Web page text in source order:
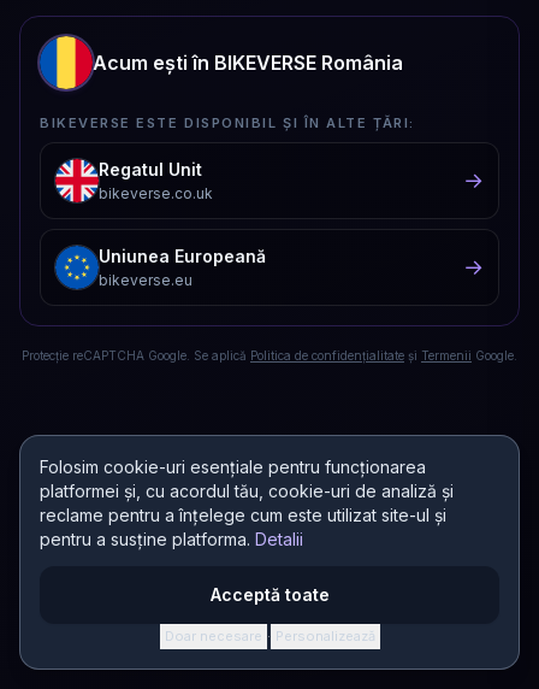
Folosim cookie-uri esențiale pentru funcționarea
platformei și, cu acordul tău, cookie-uri de analiză și
reclame pentru a înțelege cum este utilizat site-ul și
pentru a susține platforma. Detalii
Acceptă toate
Doar necesare · Personalizează
Acum ești în BIKEVERSE România
BIKEVERSE ESTE DISPONIBIL ȘI ÎN ALTE ȚĂRI:
Regatul Unit
bikeverse.co.uk
→
Uniunea Europeană
bikeverse.eu
→
Protecție reCAPTCHA Google. Se aplică Politica de confidențialitate și Termenii Google.